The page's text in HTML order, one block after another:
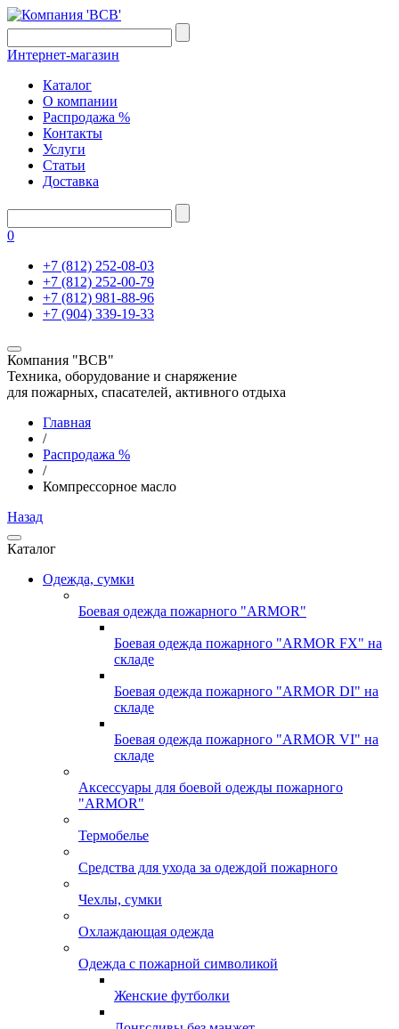
Интернет-магазин
Каталог
О компании
Распродажа %
Контакты
Услуги
Статьи
Доставка
0
+7 (812) 252-08-03
+7 (812) 252-00-79
+7 (812) 981-88-96
+7 (904) 339-19-33
Компания "ВСВ"
Техника, оборудование и снаряжение
для пожарных, спасателей, активного отдыха
Главная
/
Распродажа %
/
Компрессорное масло
Назад
Каталог
Одежда, сумки
Боевая одежда пожарного "ARMOR"
Боевая одежда пожарного "ARMOR FX" на
складе
Боевая одежда пожарного "ARMOR DI" на
складе
Боевая одежда пожарного "ARMOR VI" на
складе
Аксессуары для боевой одежды пожарного
"ARMOR"
Термобелье
Средства для ухода за одеждой пожарного
Чехлы, сумки
Охлаждающая одежда
Одежда с пожарной символикой
Женские футболки